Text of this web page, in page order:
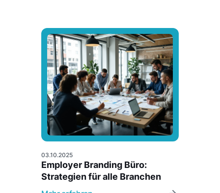
03.10.2025
Employer Branding Büro:
Strategien für alle Branchen